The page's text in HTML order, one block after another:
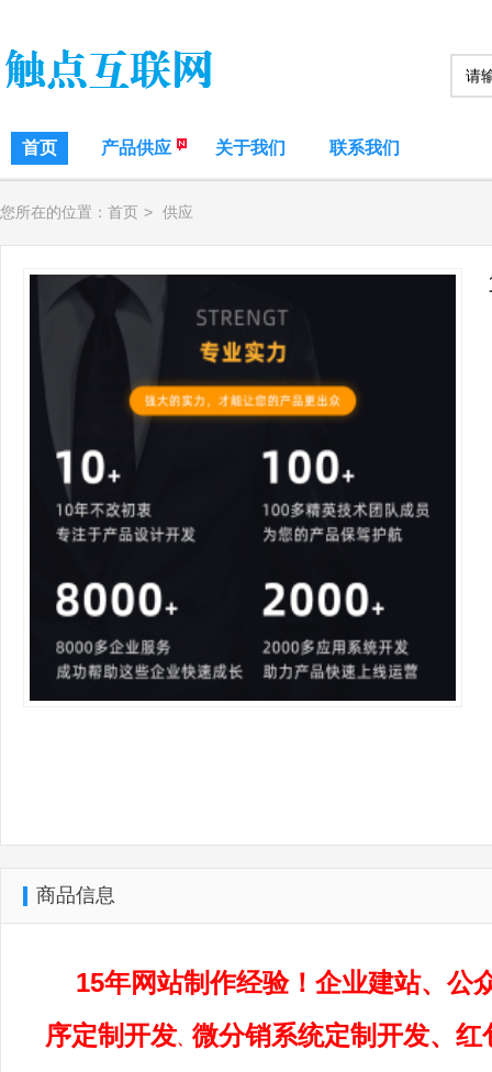
首页 产品供应 关于我们 联系我们
您所在的位置： 首页 > 供应
商品信息
15年网站制作经验！企业建站、 公
序定制开发、 微分销系统定制开发、红